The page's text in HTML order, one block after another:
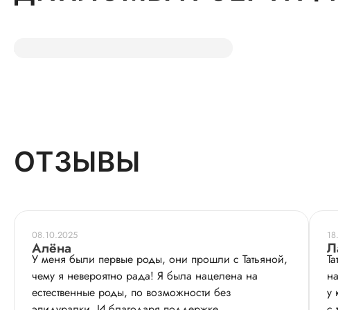
ОТЗЫВЫ
08.10.2025
Алёна
У меня были первые роды, они прошли с Татьяной,
чему я невероятно рада! Я была нацелена на
естественные роды, по возможности без
у